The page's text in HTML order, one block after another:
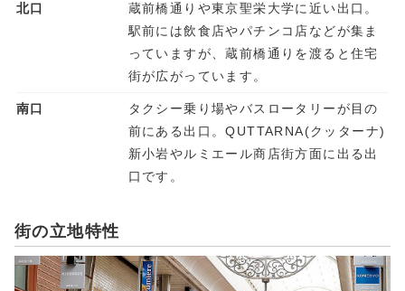
北口
蔵前橋通りや東京聖栄大学に近い出口。
駅前には飲食店やパチンコ店などが集ま
っていますが、蔵前橋通りを渡ると住宅
街が広がっています。
南口
タクシー乗り場やバスロータリーが目の
前にある出口。QUTTARNA(クッターナ)
新小岩やルミエール商店街方面に出る出
口です。
街の立地特性